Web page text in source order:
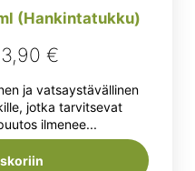
Ferroforte B + C 500 ml (Hankintatukku)
€.
€Nykyinen
hinta
on:
13,90 €.
ja vatsaystävällinen
jotka tarvitsevat
ilmenee...